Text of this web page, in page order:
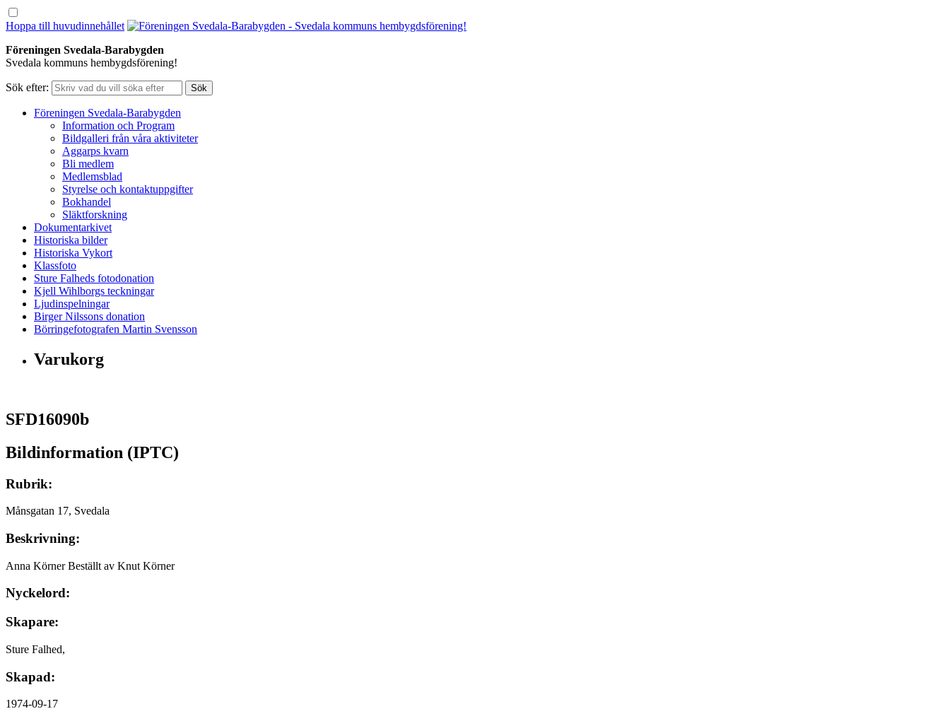
Hoppa till huvudinnehållet
Föreningen Svedala-Barabygden
Svedala kommuns hembygdsförening!
Sök efter:
Föreningen Svedala-Barabygden
Information och Program
Bildgalleri från våra aktiviteter
Aggarps kvarn
Bli medlem
Medlemsblad
Styrelse och kontaktuppgifter
Bokhandel
Släktforskning
Dokumentarkivet
Historiska bilder
Historiska Vykort
Klassfoto
Sture Falheds fotodonation
Kjell Wihlborgs teckningar
Ljudinspelningar
Birger Nilssons donation
Börringefotografen Martin Svensson
Varukorg
SFD16090b
Bildinformation (IPTC)
Rubrik:
Månsgatan 17, Svedala
Beskrivning:
Anna Körner Beställt av Knut Körner
Nyckelord:
Skapare:
Sture Falhed,
Skapad:
1974-09-17